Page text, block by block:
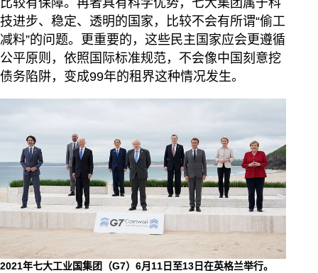
技进步、稳定、透明的国家，比较不会有所谓“偷工
减料”的问题。更重要的，这些民主国家应会更遵循
公平原则，依照国际标准规范，不会像中国刻意挖
债务陷阱，变成99年的租界这种情况发生。
2021年七大工业国集团（G7）6月11日至13日在英格兰举行。